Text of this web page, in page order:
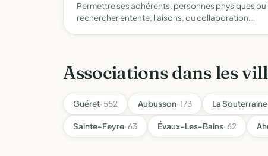
Permettre ses adhérents, personnes physiques
rechercher entente, liaisons, ou collaboration…
Associations dans les
Guéret· 552 Aubusson· 173 La Souterraine
Sainte-Feyre· 63 Évaux-Les-Bains· 62